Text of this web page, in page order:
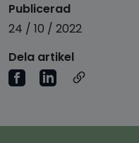
Publicerad
24 / 10 / 2022
Dela artikel